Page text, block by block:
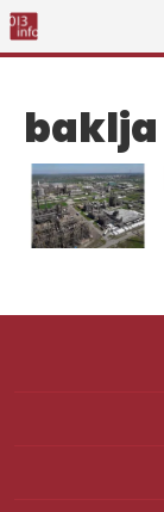
baklja